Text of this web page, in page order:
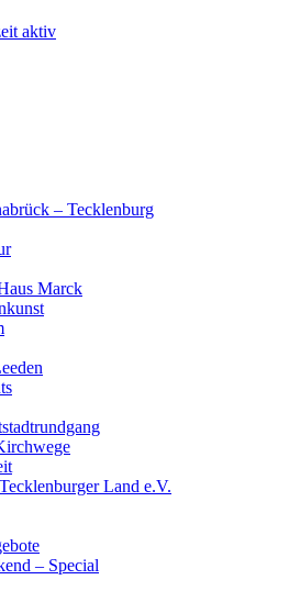
aktiv
– Tecklenburg
Marck
Land e.V.
– Special